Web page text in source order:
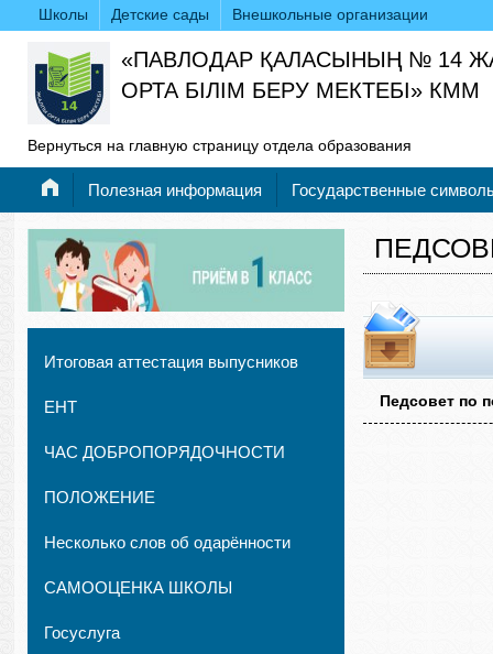
Школы Детские сады Внешкольные организации
«ПАВЛОДАР ҚАЛАСЫНЫҢ № 14
ОРТА БІЛІМ БЕРУ МЕКТЕБІ» КММ
Вернуться на главную страницу отдела образования
Полезная информация Государственные
Итоговая аттестация выпусников
ЕНТ
ЧАС ДОБРОПОРЯДОЧНОСТИ
ПОЛОЖЕНИЕ
Несколько слов об одарённости
САМООЦЕНКА ШКОЛЫ
Госуслуга
Педсовет по